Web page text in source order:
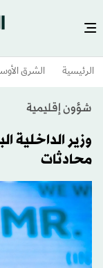
الرئيسية الشرق
شؤون إقليمية
وزير الداخلية
محادثات